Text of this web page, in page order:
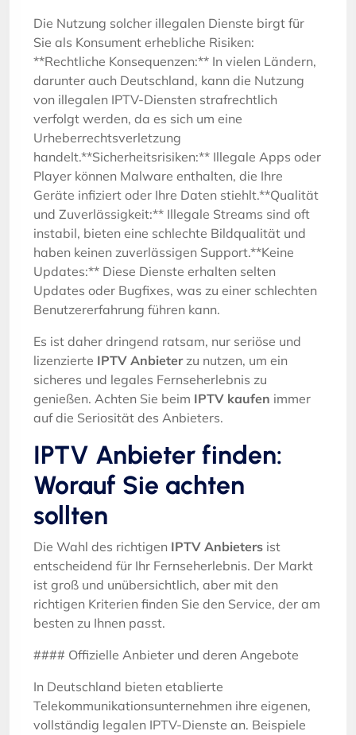
Die Nutzung solcher illegalen Dienste birgt für
Sie als Konsument erhebliche Risiken:
**Rechtliche Konsequenzen:** In vielen Ländern,
darunter auch Deutschland, kann die Nutzung
von illegalen IPTV-Diensten strafrechtlich
verfolgt werden, da es sich um eine
Urheberrechtsverletzung
handelt.**Sicherheitsrisiken:** Illegale Apps oder
Player können Malware enthalten, die Ihre
Geräte infiziert oder Ihre Daten stiehlt.**Qualität
und Zuverlässigkeit:** Illegale Streams sind oft
instabil, bieten eine schlechte Bildqualität und
haben keinen zuverlässigen Support.**Keine
Updates:** Diese Dienste erhalten selten
Updates oder Bugfixes, was zu einer schlechten
Benutzererfahrung führen kann.
Es ist daher dringend ratsam, nur seriöse und
lizenzierte IPTV Anbieterzu nutzen, um ein
sicheres und legales Fernseherlebnis zu
genießen. Achten Sie beim IPTV kaufen immer
auf die Seriosität des Anbieters.
IPTV Anbieter finden:
Worauf Sie achten
sollten
Die Wahl des richtigen IPTV Anbieters ist
entscheidend für Ihr Fernseherlebnis. Der Markt
ist groß und unübersichtlich, aber mit den
richtigen Kriterien finden Sie den Service, der am
besten zu Ihnen passt.
#### Offizielle Anbieter und deren Angebote
In Deutschland bieten etablierte
Telekommunikationsunternehmen ihre eigenen,
vollständig legalen IPTV-Dienste an. Beispiele